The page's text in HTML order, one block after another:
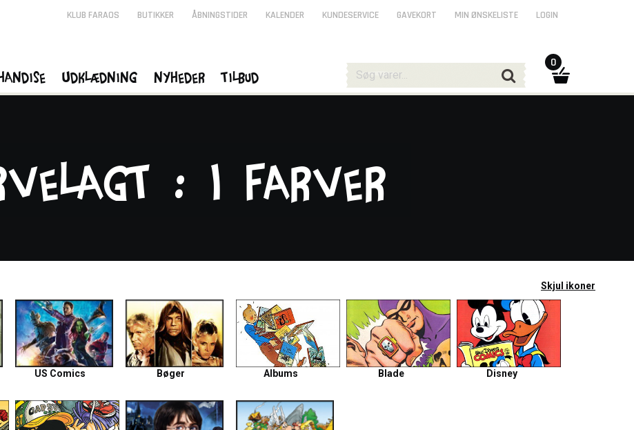
: I farver
Skjul ikoner
US Comics Bøger Albums Blade Disney
KLUB FARAOS BUTIKKER ÅBNINGSTIDER KALENDER KUNDESERVICE GAVEKORT MIN ØNSKELISTE LOGIN
Udklædning Nyheder Tilbud
0